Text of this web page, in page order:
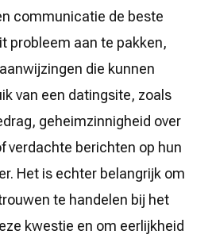
communicatie de beste
probleem aan te pakken,
die kunnen
van een datingsite, zoals
geheimzinnigheid over
verdachte berichten op hun
Het is echter belangrijk om
te handelen bij het
kwestie en om eerlijkheid